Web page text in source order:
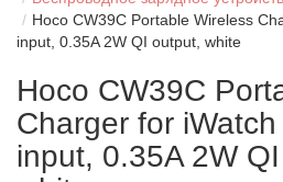
Hoco CW39C Portable Wireless
input, 0.35A 2W QI output, white
Hoco CW39C
Charger for
input, 0.35A 2W